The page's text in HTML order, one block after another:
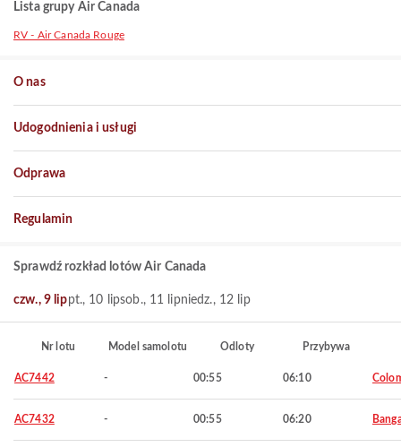
Lista grupy Air Canada
RV - Air Canada Rouge
O nas
Udogodnienia i usługi
Odprawa
Regulamin
Sprawdź rozkład lotów Air Canada
czw., 9 lippt., 10 lipsob., 11 lipniedz., 12 lip
Nr lotu Model samolotu Odloty Przybywa
AC7442 - 00:55 06:10
AC7432 - 00:55 06:20